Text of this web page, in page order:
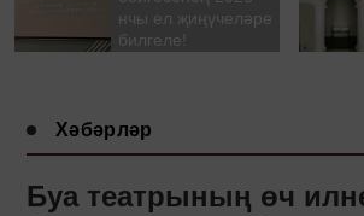
нчы ел җиңүчеләре
билгеле!
Хәбәрләр
Буа театрының өч